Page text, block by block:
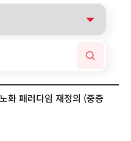
화 패러다임 재정의 (중증